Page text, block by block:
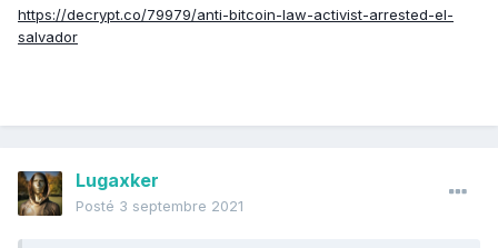
wallet. The analyst pointed to several design features in the
Chivo wallet that concerned him,
https://decrypt.co/79979/anti-bitcoin-law-activist-arrested-el-
salvador
Lugaxker
Posté 3 septembre 2021